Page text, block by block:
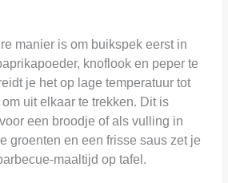
manier is om buikspek eerst in
knoflook en peper te
je het op lage temperatuur tot
uit elkaar te trekken. Dit is
een broodje of als vulling in
groenten en een frisse saus zet je
maaltijd op tafel.